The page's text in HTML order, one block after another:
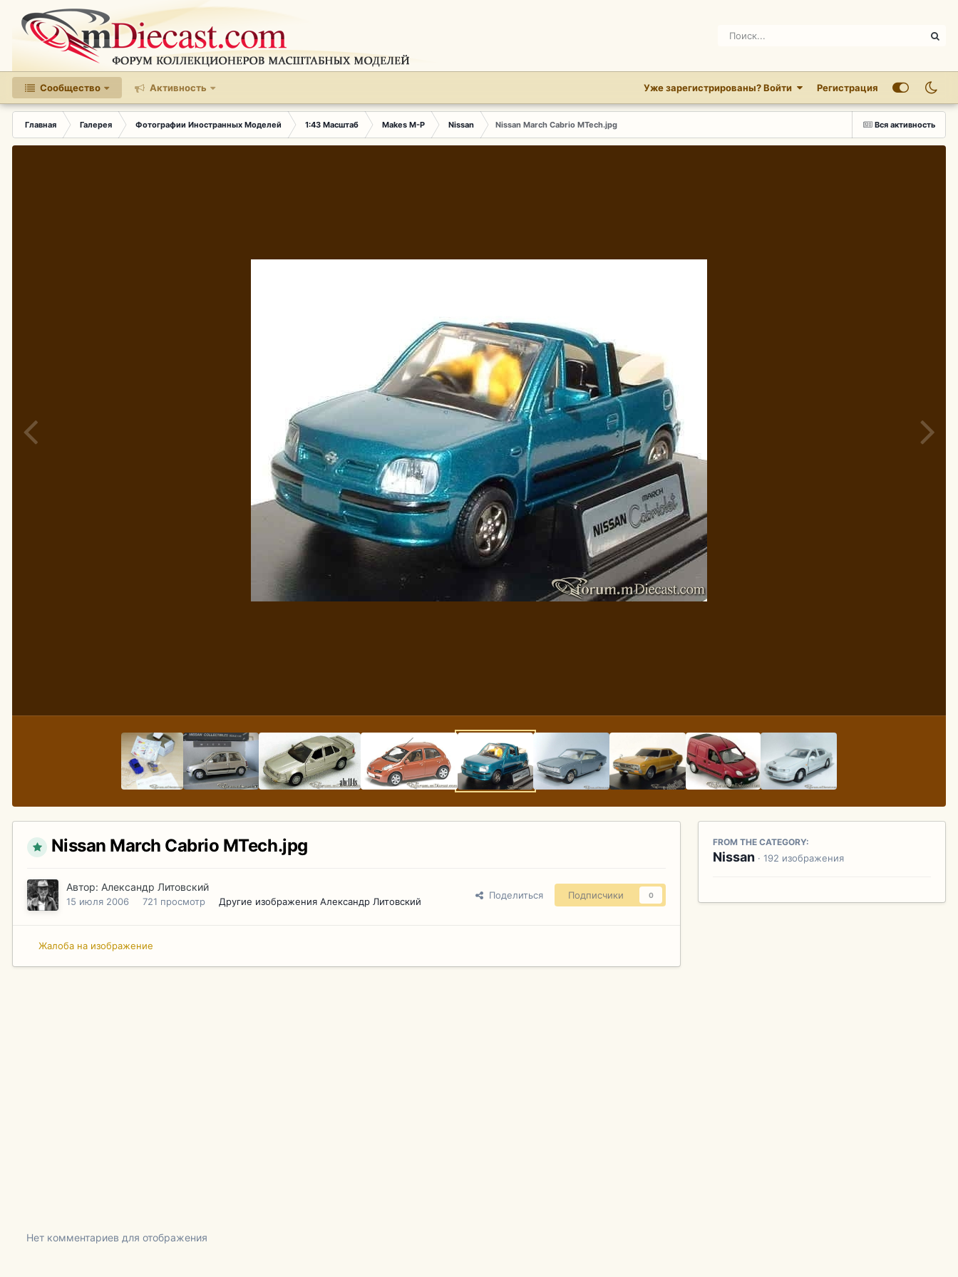
Сообщество Активность Уже зарегистрированы? Войти Регистрация
Вся активность
Главная Галерея Фотографии Иностранных Моделей 1:43 Масштаб Makes M-P Nissan Nissan March Cabrio MTech.jpg
Nissan March Cabrio MTech.jpg
Автор: Александр Литовский
15 июля 2006 721 просмотр Другие изображения Александр Литовский
Поделиться Подписчики 0
Жалоба на изображение
FROM THE CATEGORY:
Nissan · 192 изображения
Нет комментариев для отображения